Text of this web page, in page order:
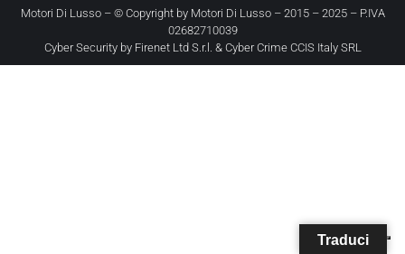
Motori Di Lusso – © Copyright by Motori Di Lusso– 2015 – 2025 – P.IVA
02682710039
Cyber Security by Firenet Ltd S.r.l. & Cyber Crime CCIS Italy SRL
Traduci